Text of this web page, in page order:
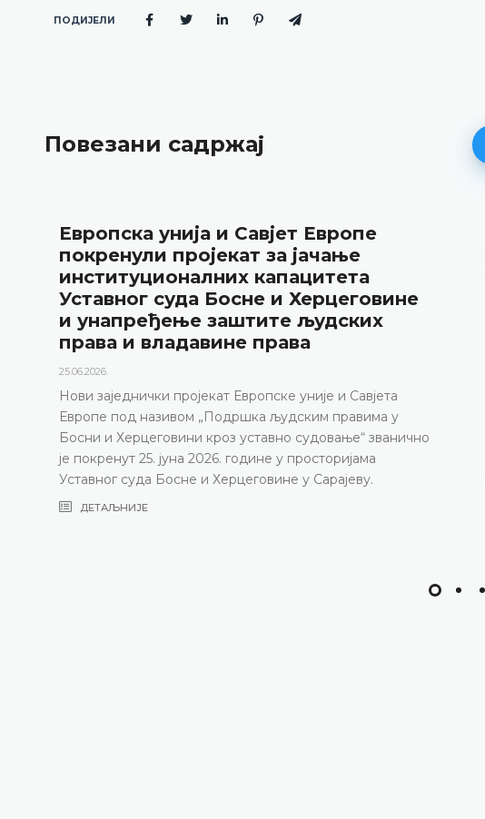
ПОДИЈЕЛИ
Повезани садржај
Европска унија и Савјет Европе
покренули пројекат за јачање
институционалних капацитета
Уставног суда Босне и Херцеговине
и унапређење заштите људских
права и владавине права
25.06.2026.
Нови заједнички пројекат Европске уније и Савјета
Европе под називом „Подршка људским правима у
Босни и Херцеговини кроз уставно судовање“ званично
је покренут 25. јуна 2026. године у просторијама
Уставног суда Босне и Херцеговине у Сарајеву.
ДЕТАЉНИЈЕ